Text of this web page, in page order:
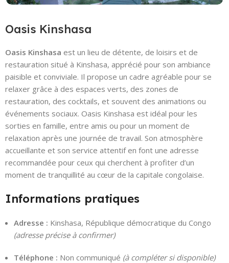
Oasis Kinshasa
Oasis Kinshasa est un lieu de détente, de loisirs et de
restauration situé à Kinshasa, apprécié pour son ambiance
paisible et conviviale. Il propose un cadre agréable pour se
relaxer grâce à des espaces verts, des zones de
restauration, des cocktails, et souvent des animations ou
événements sociaux. Oasis Kinshasa est idéal pour les
sorties en famille, entre amis ou pour un moment de
relaxation après une journée de travail. Son atmosphère
accueillante et son service attentif en font une adresse
recommandée pour ceux qui cherchent à profiter d’un
moment de tranquillité au cœur de la capitale congolaise.
Informations pratiques
Adresse : Kinshasa, République démocratique du Congo
(adresse précise à confirmer)
Téléphone : Non communiqué (à compléter si disponible)